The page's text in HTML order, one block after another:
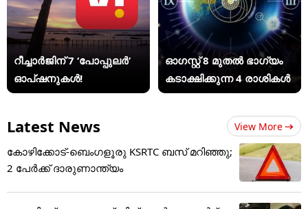
റീച്ചാർജിന് 7 ‘പോപ്പുലർ’
ഓപ്ഷനുകൾ!
ഓഗസ്റ്റ് 8 മുതൽ ഭാഗ്യം
കടാക്ഷിക്കുന്ന 4 രാശികൾ
Latest News View More
കോഴിക്കോട്-ബെംഗളൂരു KSRTC ബസ് മറിഞ്ഞു;
2 പേർക്ക് ദാരുണാന്ത്യം